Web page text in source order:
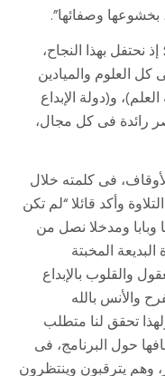
وصفائها”.
نحتفل بهذا النجاح،
العلوم والميادين
و(دولة الإبداع
رائدة فى كل مجال،
فى كلمته خلال
وأكد قائلا “لم تكن
ومدخلا نصل من
المخبتة
والقلوب بالإبداع
والأنس بالله
تحقق لنا متطلب
حول البرنامج، فى
وهم يترقبون وينتظرون